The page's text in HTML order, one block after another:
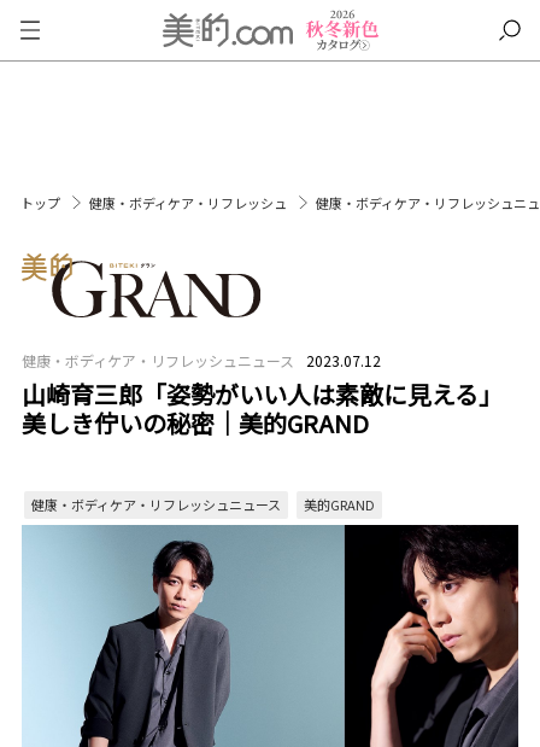
トップ 健康・ボディケア・リフレッシュ 健康・ボディケア・リフレッシュニ
健康・ボディケア・リフレッシュニュース 2023.07.12
山崎育三郎「姿勢がいい人は素敵に見える」
美しき佇いの秘密｜美的GRAND
健康・ボディケア・リフレッシュニュース 美的GRAND